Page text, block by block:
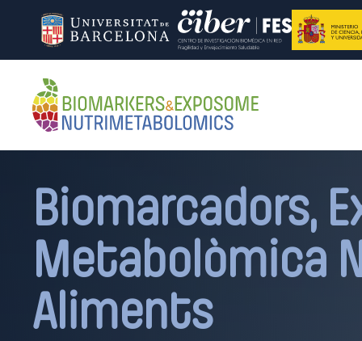
Biomarcadors,
Metabolòmica
Aliments